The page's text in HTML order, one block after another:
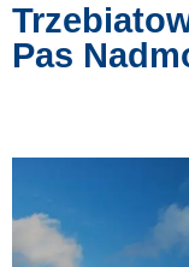
Pas